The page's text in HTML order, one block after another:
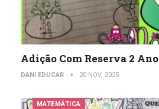
Adição Com Reserva 2 Ano
DANI EDUCAR 20 NOV, 2025
MATEMÁTICA